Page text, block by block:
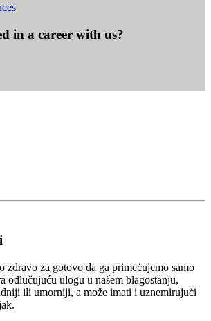
in a career with us?
zdravo za gotovo da ga primećujemo samo
odlučujuću ulogu u našem blagostanju,
ili umorniji, a može imati i uznemirujući